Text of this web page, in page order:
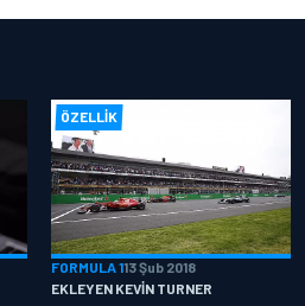
ÖZELLIK
FORMULA 113 Şub 2018
EKLEYEN KEVIN TURNER